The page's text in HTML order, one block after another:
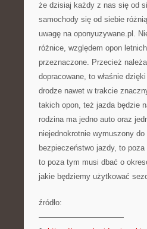
że dzisiaj każdy z nas się od
samochody się od siebie
uwagę na oponyuzywane.pl.
różnice, względem opon
przeznaczone. Przecież
dopracowane, to właśnie
drodze nawet w trakcie
takich opon, też jazda będzie
rodzina ma jedno auto oraz
niejednokrotnie wymuszony
bezpieczeństwo jazdy, to
to poza tym musi dbać o
jakie będziemy użytkować
źródło:
———————————